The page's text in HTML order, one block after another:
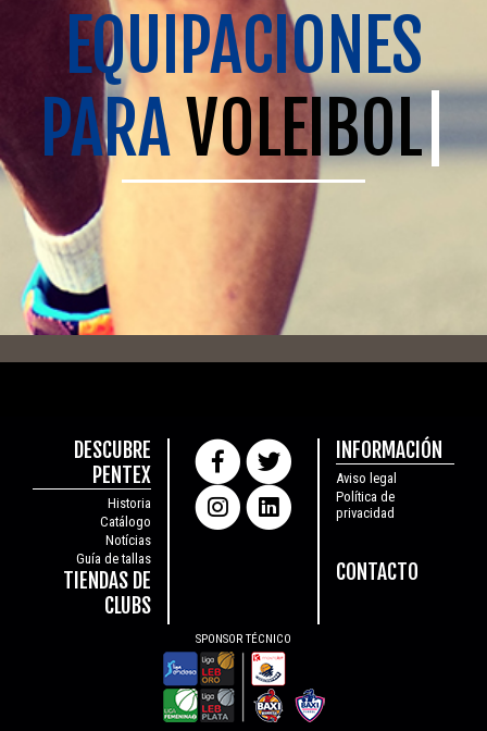
EQUIPACIONES
PARA|
DESCUBRE
PENTEX
Historia
Catálogo
Notícias
Guía de tallas
TIENDAS DE
CLUBS
INFORMACIÓN
Aviso legal
Política de
privacidad
CONTACTO
SPONSOR TÉCNICO